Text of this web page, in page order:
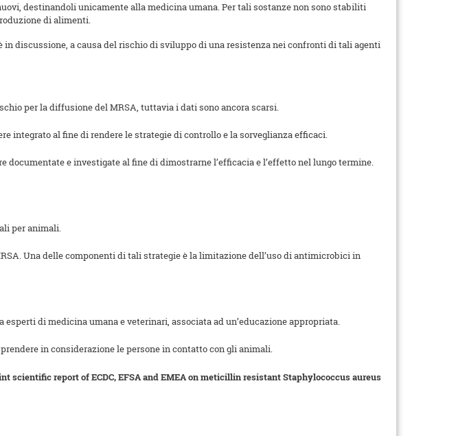
destinandoli unicamente alla medicina umana. Per tali sostanze non sono stabiliti
di alimenti.
discussione, a causa del rischio di sviluppo di una resistenza nei confronti di tali agenti
per la diffusione del MRSA, tuttavia i dati sono ancora scarsi.
integrato al fine di rendere le strategie di controllo e la sorveglianza efficaci.
e investigate al fine di dimostrarne l’efficacia e l’effetto nel lungo termine.
per animali.
Una delle componenti di tali strategie è la limitazione dell’uso di antimicrobici in
di medicina umana e veterinari, associata ad un’educazione appropriata.
in considerazione le persone in contatto con gli animali.
scientific report of ECDC, EFSA and EMEA on meticillin resistant Staphylococcus aureus